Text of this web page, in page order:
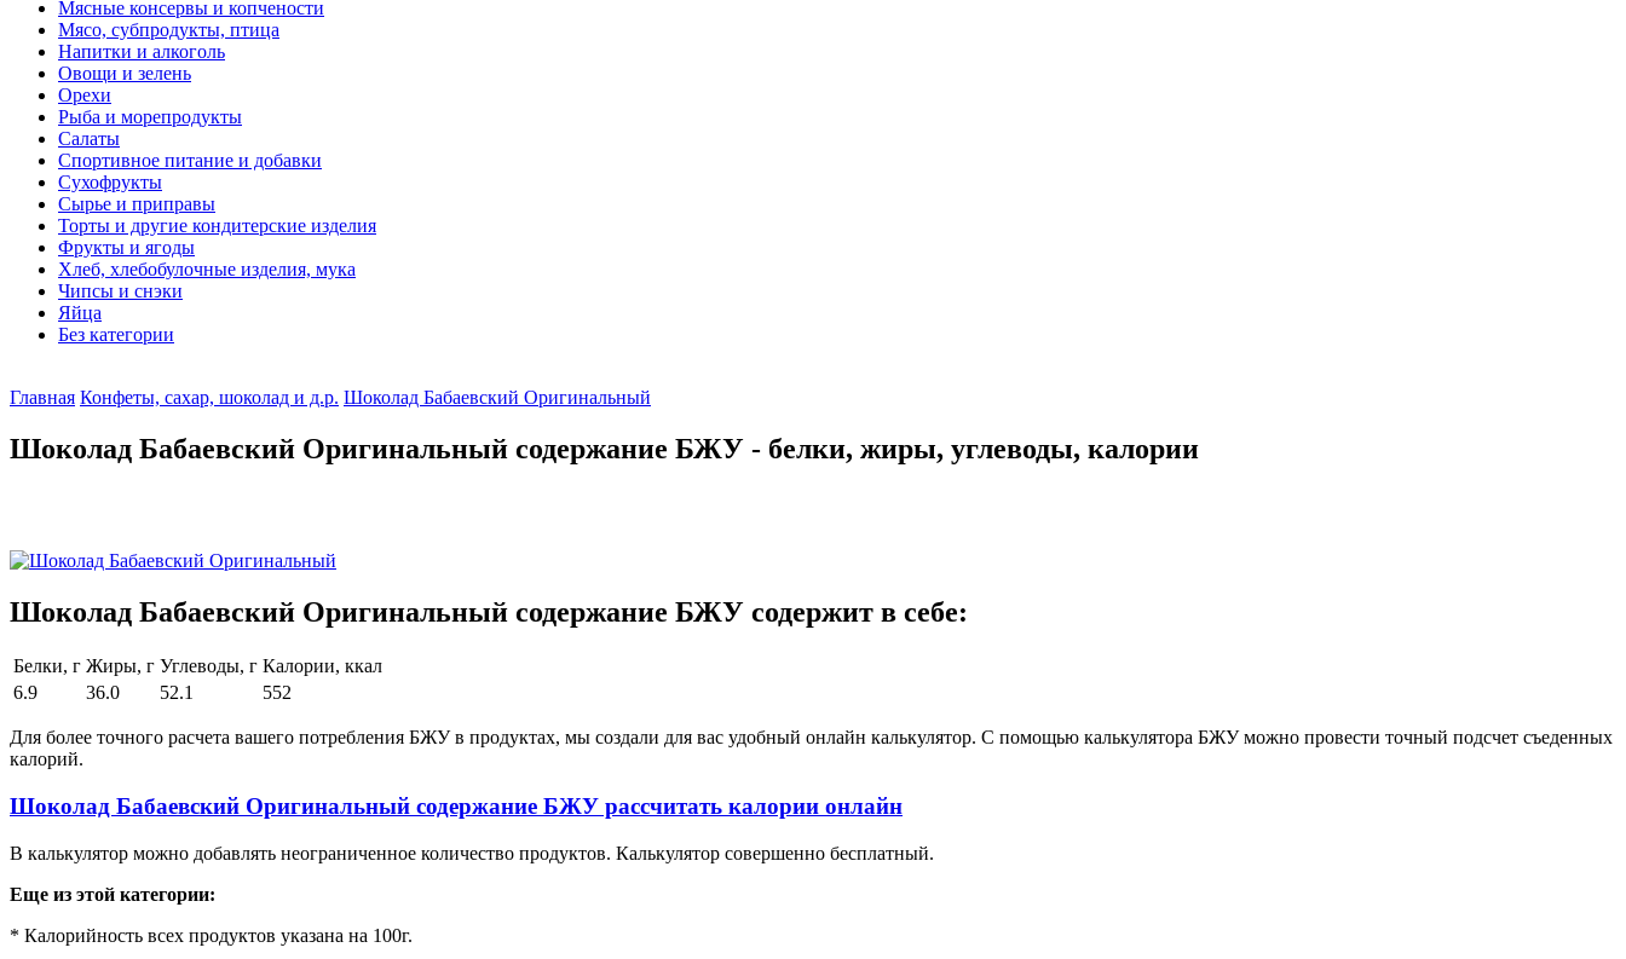
Мясные консервы и копчености
Мясо, субпродукты, птица
Напитки и алкоголь
Овощи и зелень
Орехи
Рыба и морепродукты
Салаты
Спортивное питание и добавки
Сухофрукты
Сырье и приправы
Торты и другие кондитерские изделия
Фрукты и ягоды
Хлеб, хлебобулочные изделия, мука
Чипсы и снэки
Яйца
Без категории
Главная Конфеты, сахар, шоколад и д.р. Шоколад Бабаевский Оригинальный
Шоколад Бабаевский Оригинальный содержание БЖУ - белки, жиры, углеводы, калории
Шоколад Бабаевский Оригинальный содержание БЖУ содержит в себе:
Белки, г Жиры, г Углеводы, г Калории, ккал
6.9
36.0 52.1 552
Для более точного расчета вашего потребления БЖУ в продуктах, мы создали для вас удобный онлайн калькулятор. С помощью калькулятора БЖУ можно провести точный подсчет съеденных
калорий.
Шоколад Бабаевский Оригинальный содержание БЖУ рассчитать калории онлайн
В калькулятор можно добавлять неограниченное количество продуктов. Калькулятор совершенно бесплатный.
Еще из этой категории:
* Калорийность всех продуктов указана на 100г.